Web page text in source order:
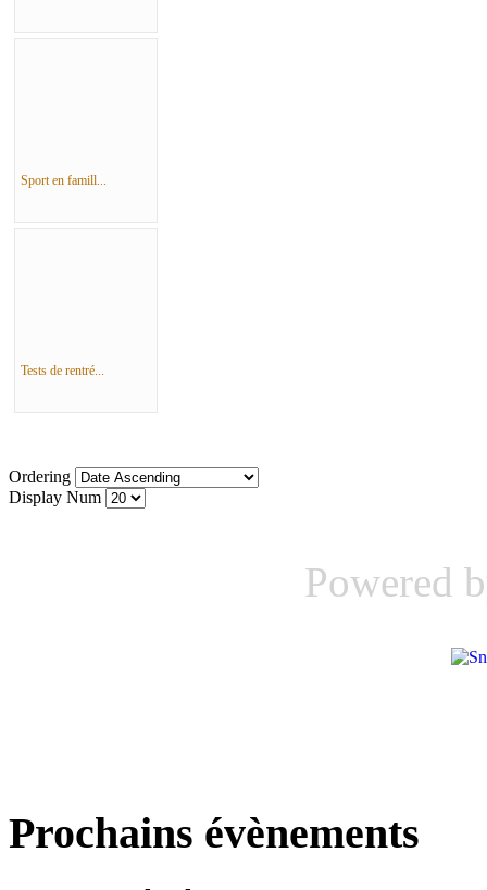
Sport en famill...
Tests de rentré...
Ordering
Display Num
Powered
Prochains évènements